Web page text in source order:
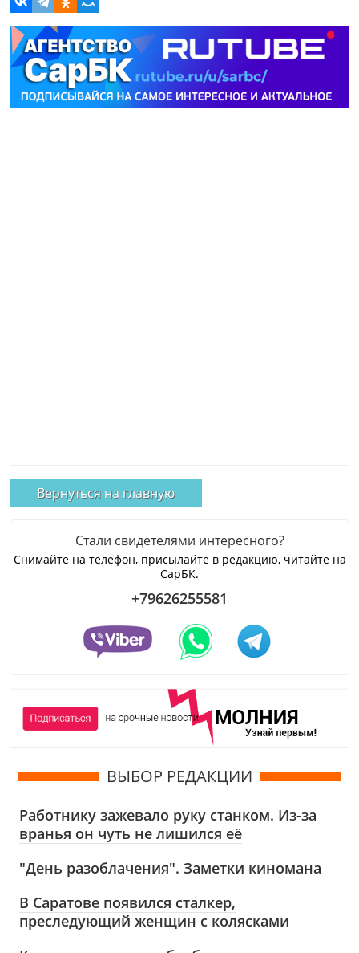
Вернуться на главную
Стали свидетелями интересного?
Снимайте на телефон, присылайте в редакцию, читайте на
СарБК.
+79626255581
ВЫБОР РЕДАКЦИИ
Работнику зажевало руку станком. Из-за
вранья он чуть не лишился её
"День разоблачения". Заметки киномана
В Саратове появился сталкер,
преследующий женщин с колясками